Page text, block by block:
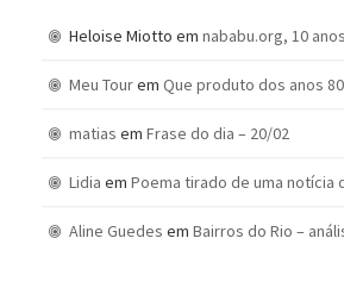
Heloise Miotto em nababu.org, 10 anos
Meu Tourem Que produto dos anos
matias em Frase do dia – 20/02
Lidia em Poema tirado de uma notícia
Aline Guedes em Bairros do Rio –